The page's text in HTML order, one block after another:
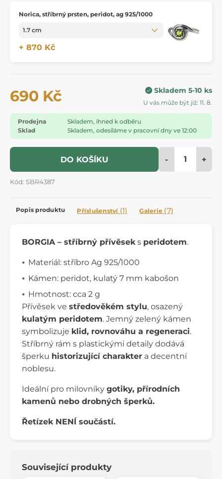
Norica, stříbrný prsten, peridot, ag 925/1000
+ 870 Kč
690 Kč Skladem 5-10 ks
U vás může být již: 11. 8.
Prodejna
Skladem, ihned k odběru
Sklad
Skladem, odesíláme v pracovní dny ve 12:00
DO KOŠÍKU - +
Kód: SBR4387
Popis produktu Příslušenství (1) Galerie (7)
BORGIA – stříbrný přívěsek s peridotem.
Materiál: stříbro Ag 925/1000
Kámen: peridot, kulatý 7 mm kabošon
Hmotnost: cca 2 g
Přívěsek ve středověkém stylu, osazený
kulatým peridotem. Jemný zelený kámen
symbolizuje klid, rovnováhu a regeneraci.
Stříbrný rám s plastickými detaily dodává
šperku historizující charakter a decentní
noblesu.
Ideální pro milovníky gotiky, přírodních
kamenů nebo drobných šperků.
Řetízek NENÍ součástí.
Související produkty